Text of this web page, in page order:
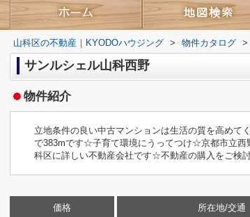
山科区の不動産｜KYODOハウジング > 物件カタログ >
サンルシェル山科西野
物件紹介
立地条件の良い中古マンションは生活の質を高め
で383mです☆子育て環境にうってつけ☆京都市立
科区に詳しい不動産会社です☆不動産の購入をご検
価格 所在地/交通